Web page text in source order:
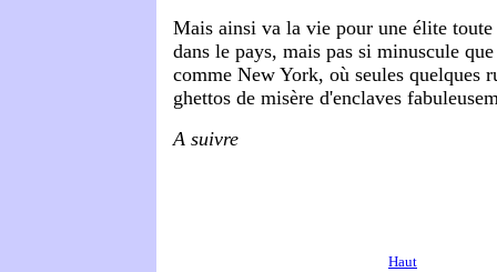
Mais ainsi va la vie pour une élite
dans le pays, mais pas si minuscule
comme New York, où seules quelques
ghettos de misère d'enclaves
A suivre
Haut